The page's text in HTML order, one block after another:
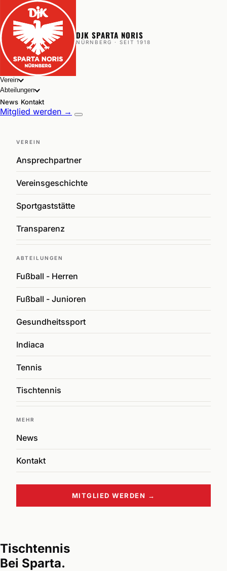
DJK SPARTA NORIS
NÜRNBERG · SEIT 1918
Verein
Abteilungen
News Kontakt
Mitglied werden →
VEREIN
Ansprechpartner
Vereinsgeschichte
Sportgaststätte
Transparenz
ABTEILUNGEN
Fußball - Herren
Fußball - Junioren
Gesundheitssport
Indiaca
Tennis
Tischtennis
MEHR
News
Kontakt
MITGLIED WERDEN →
Tischtennis
Bei Sparta.